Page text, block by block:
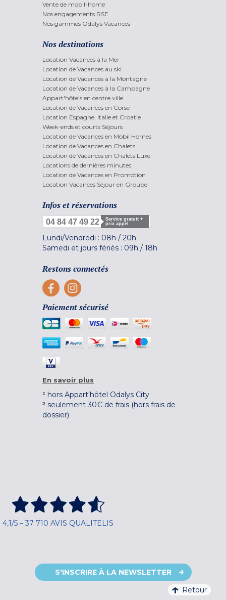
Vente de mobil-home
Nos engagements RSE
Nos gammes Odalys Vacances
Nos destinations
Location Vacances à la Mer
Location de Vacances au ski
Location de Vacances à la Montagne
Location de Vacances à la Campagne
Appart'hôtels en centre ville
Location de Vacances en Corse
Location Espagne, Italie et Croatie
Week-ends et courts Séjours
Location de Vacances en Mobil Homes
Location de Vacances en Chalets
Location de Vacances en Chalets Luxe
Locations de dernières minutes
Location de Vacances en Promotion
Location Vacances Séjour en Groupe
Infos et réservations
04 84 47 49 22
Service gratuit +
prix appel
Lundi/Vendredi : 08h / 20h
Samedi et jours fériés : 09h / 18h
Restons connectés
Paiement sécurisé
En savoir plus
² hors Appart'hôtel Odalys City
³ seulement 30€ de frais (hors frais de
dossier)
4,1/5 – 37 710 AVIS QUALITELIS
S'INSCRIRE À LA NEWSLETTER
Retour